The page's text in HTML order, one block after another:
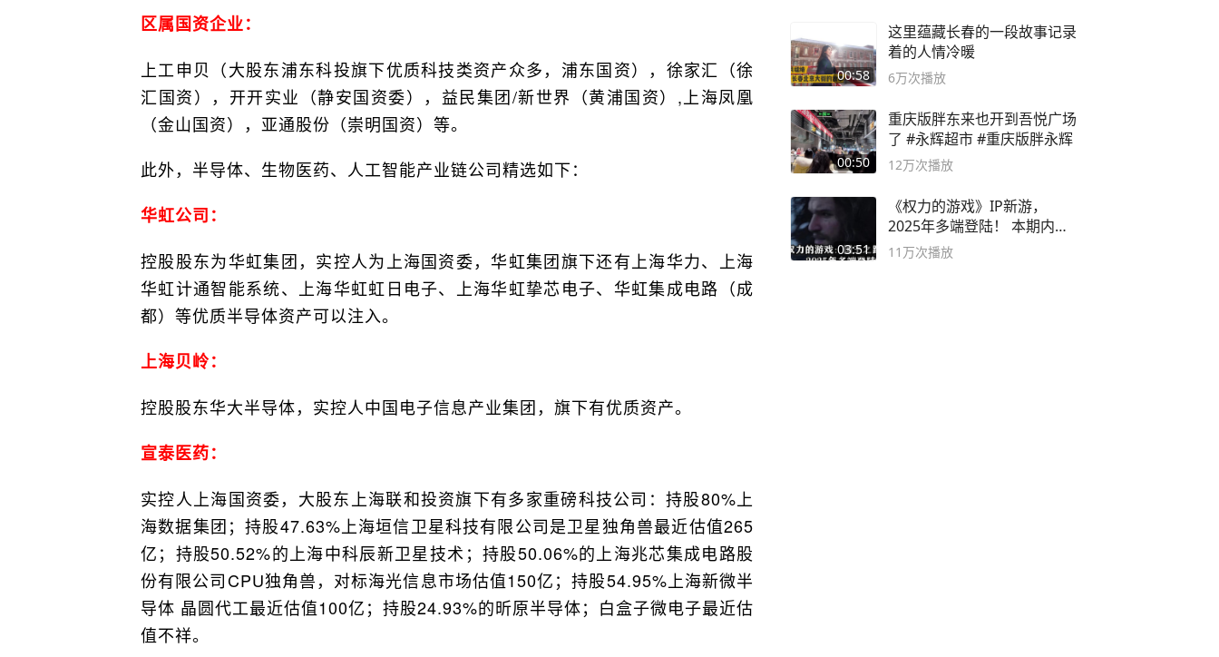
区属国资企业：
上工申贝（大股东浦东科投旗下优质科技类资产众多，浦东国资），徐家汇（徐
汇国资），开开实业（静安国资委），益民集团/新世界（黄浦国资）,上海凤凰
（金山国资），亚通股份（崇明国资）等。
此外，半导体、生物医药、人工智能产业链公司精选如下：
华虹公司：
控股股东为华虹集团，实控人为上海国资委，华虹集团旗下还有上海华力、上海
华虹计通智能系统、上海华虹虹日电子、上海华虹挚芯电子、华虹集成电路（成
都）等优质半导体资产可以注入。
上海贝岭：
控股股东华大半导体，实控人中国电子信息产业集团，旗下有优质资产。
宣泰医药：
实控人上海国资委，大股东上海联和投资旗下有多家重磅科技公司：持股80%上
海数据集团；持股47.63%上海垣信卫星科技有限公司是卫星独角兽最近估值265
亿；持股50.52%的上海中科辰新卫星技术；持股50.06%的上海兆芯集成电路股
份有限公司CPU独角兽，对标海光信息市场估值150亿；持股54.95%上海新微半
导体 晶圆代工最近估值100亿；持股24.93%的昕原半导体；白盒子微电子最近估
值不祥。
00:58
这里蕴藏长春的一段故事记录
着的人情冷暖
6万次播放
00:50
重庆版胖东来也开到吾悦广场
了 #永辉超市 #重庆版胖永辉
12万次播放
03:51
《权力的游戏》IP新游，
2025年多端登陆！ 本期内容
概要
11万次播放